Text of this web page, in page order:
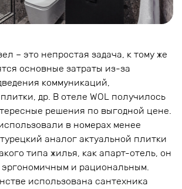
– это непростая задача, к тому же
основные затраты из-за
коммуникаций,
др. В отеле WOL получилось
решения по выгодной цене.
в номерах менее
аналог актуальной плитки
типа жилья, как апарт-отель, он
эргономичным и рациональным.
использована сантехника